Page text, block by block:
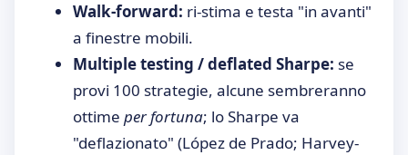
Walk-forward: ri-stima e testa "in avanti"
a finestre mobili.
Multiple testing / deflated Sharpe: se
provi 100 strategie, alcune sembreranno
ottime per fortuna; lo Sharpe va
"deflazionato" (López de Prado; Harvey-